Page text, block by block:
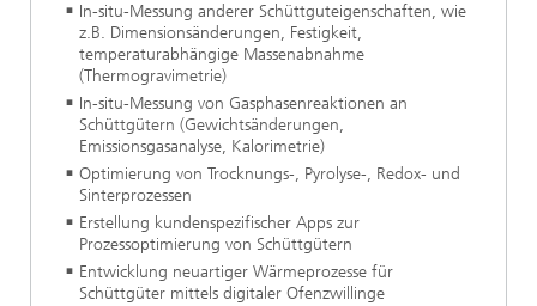
In-situ-Messung anderer Schüttguteigenschaften, wie
z.B. Dimensionsänderungen, Festigkeit,
temperaturabhängige Massenabnahme
(Thermogravimetrie)
In-situ-Messung von Gasphasenreaktionen an
Schüttgütern (Gewichtsänderungen,
Emissionsgasanalyse, Kalorimetrie)
Optimierung von Trocknungs-, Pyrolyse-, Redox- und
Sinterprozessen
Erstellung kundenspezifischer Apps zur
Prozessoptimierung von Schüttgütern
Entwicklung neuartiger Wärmeprozesse für
Schüttgüter mittels digitaler Ofenzwillinge